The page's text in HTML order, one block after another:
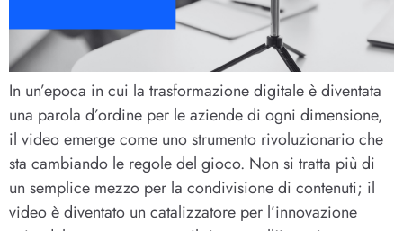
In un’epoca in cui la trasformazione digitale è diventata
una parola d’ordine per le aziende di ogni dimensione,
il video emerge come uno strumento rivoluzionario che
sta cambiando le regole del gioco. Non si tratta più di
un semplice mezzo per la condivisione di contenuti; il
video è diventato un catalizzatore per l’innovazione